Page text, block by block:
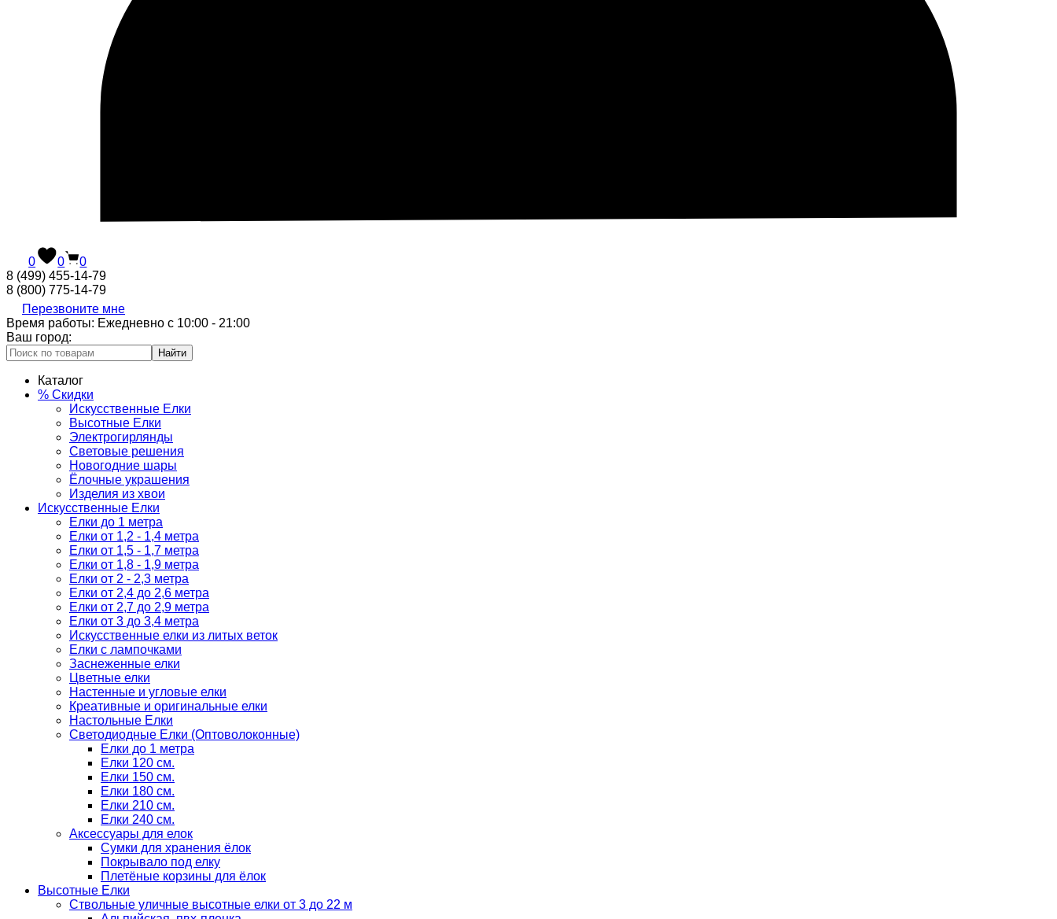
0 0
0
8 (499) 455-14-79
8 (800) 775-14-79
Перезвоните мне
Время работы: Ежедневно с 10:00 - 21:00
Ваш город:
Найти
Каталог
% Скидки
Искусственные Елки
Высотные Елки
Электрогирлянды
Световые решения
Новогодние шары
Ёлочные украшения
Изделия из хвои
Искусственные Елки
Елки до 1 метра
Елки от 1,2 - 1,4 метра
Елки от 1,5 - 1,7 метра
Елки от 1,8 - 1,9 метра
Елки от 2 - 2,3 метра
Елки от 2,4 до 2,6 метра
Елки от 2,7 до 2,9 метра
Елки от 3 до 3,4 метра
Искусственные елки из литых веток
Елки с лампочками
Заснеженные елки
Цветные елки
Настенные и угловые елки
Креативные и оригинальные елки
Настольные Елки
Светодиодные Елки (Оптоволоконные)
Елки до 1 метра
Елки 120 см.
Елки 150 см.
Елки 180 см.
Елки 210 см.
Елки 240 см.
Аксессуары для елок
Сумки для хранения ёлок
Покрывало под елку
Плетёные корзины для ёлок
Высотные Елки
Ствольные уличные высотные елки от 3 до 22 м